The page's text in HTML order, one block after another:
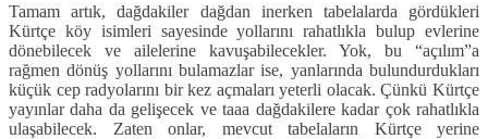
Tamam artık, dağdakiler dağdan inerken tabelalarda gördükleri
Kürtçe köy isimleri sayesinde yollarını rahatlıkla bulup evlerine
dönebilecek ve ailelerine kavuşabilecekler. Yok, bu “açılım”a
rağmen dönüş yollarını bulamazlar ise, yanlarında bulundurdukları
küçük cep radyolarını bir kez açmaları yeterli olacak. Çünkü Kürtçe
yayınlar daha da gelişecek ve taaa dağdakilere kadar çok rahatlıkla
ulaşabilecek. Zaten onlar, mevcut tabelaların Kürtçe yerine